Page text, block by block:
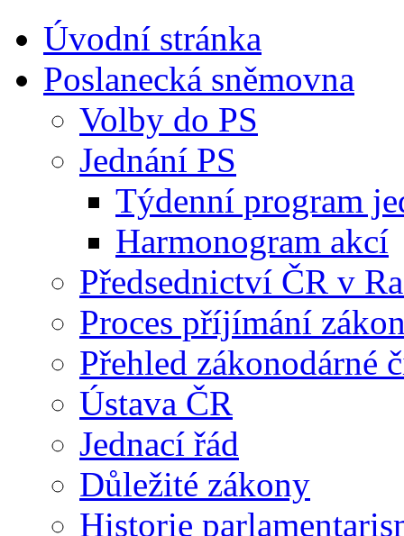
Úvodní stránka
Poslanecká sněmovna
Volby do PS
Jednání PS
Týdenní program
Harmonogram akcí
Předsednictví ČR v
Proces příjímání
Přehled zákonodárné
Ústava ČR
Jednací řád
Důležité zákony
Historie